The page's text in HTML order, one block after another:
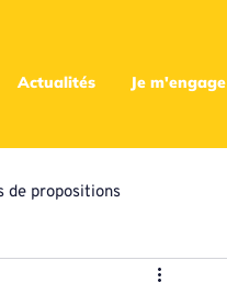
Actualités Je m'engage
de propositions